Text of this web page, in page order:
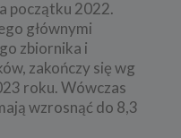
początku 2022.
głównymi
zbiornika i
zakończy się wg
roku. Wówczas
wzrosnąć do 8,3